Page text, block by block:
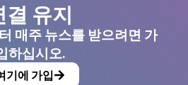
결 유지
매주 뉴스를 받으려면 가
하십시오.
기에 가입